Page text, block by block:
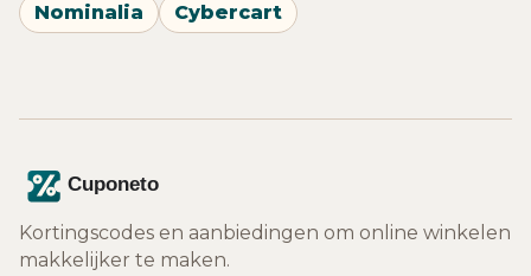
Nominalia
Cybercart
Kortingscodes en aanbiedingen om online winkelen
makkelijker te maken.